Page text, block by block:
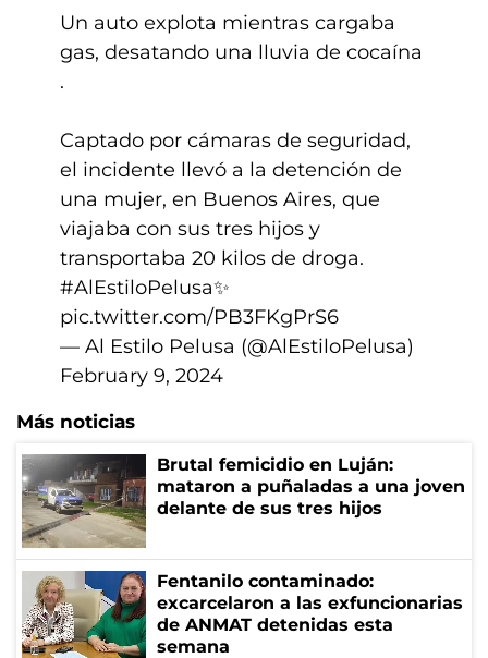
Un auto explota mientras cargaba
gas, desatando una lluvia de cocaína
️.
Captado por cámaras de seguridad,
el incidente llevó a la detención de
una mujer, en Buenos Aires, que
viajaba con sus tres hijos y
transportaba 20 kilos de droga.
#AlEstiloPelusa✨️
pic.twitter.com/PB3FKgPrS6
— Al Estilo Pelusa (@AlEstiloPelusa)
February 9, 2024
Más noticias
Brutal femicidio en Luján:
mataron a puñaladas a una joven
delante de sus tres hijos
Fentanilo contaminado:
excarcelaron a las exfuncionarias
de ANMAT detenidas esta
semana